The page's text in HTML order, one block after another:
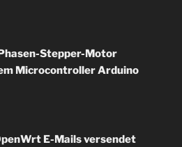
Stepper-Motor
Microcontroller Arduino
E-Mails versendet